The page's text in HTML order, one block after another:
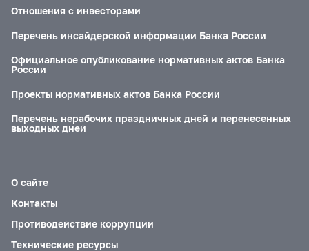
Отношения с инвесторами
Перечень инсайдерской информации Банка России
Официальное опубликование нормативных актов Банка
России
Проекты нормативных актов Банка России
Перечень нерабочих праздничных дней и перенесенных
выходных дней
О сайте
Контакты
Противодействие коррупции
Технические ресурсы